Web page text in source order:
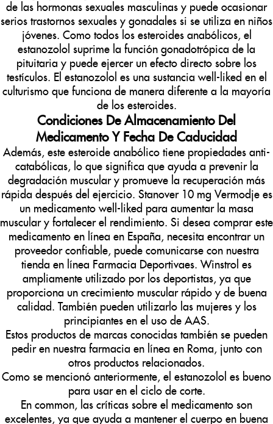
de las hormonas sexuales masculinas y puede ocasionar
serios trastornos sexuales y gonadales si se utiliza en niños
jóvenes. Como todos los esteroides anabólicos, el
estanozolol suprime la función gonadotrópica de la
pituitaria y puede ejercer un efecto directo sobre los
testículos. El estanozolol es una sustancia well-liked en el
culturismo que funciona de manera diferente a la mayoría
de los esteroides.
Condiciones De Almacenamiento Del
Medicamento Y Fecha De Caducidad
Además, este esteroide anabólico tiene propiedades anti-
catabólicas, lo que significa que ayuda a prevenir la
degradación muscular y promueve la recuperación más
rápida después del ejercicio. Stanover 10 mg Vermodje es
un medicamento well-liked para aumentar la masa
muscular y fortalecer el rendimiento. Si desea comprar este
medicamento en línea en España, necesita encontrar un
proveedor confiable, puede comunicarse con nuestra
tienda en línea Farmacia Deportivaes. Winstrol es
ampliamente utilizado por los deportistas, ya que
proporciona un crecimiento muscular rápido y de buena
calidad. También pueden utilizarlo las mujeres y los
principiantes en el uso de AAS.
Estos productos de marcas conocidas también se pueden
pedir en nuestra farmacia en línea en Roma, junto con
otros productos relacionados.
Como se mencionó anteriormente, el estanozolol es bueno
para usar en el ciclo de corte.
En common, las críticas sobre el medicamento son
excelentes, ya que ayuda a mantener el cuerpo en buena